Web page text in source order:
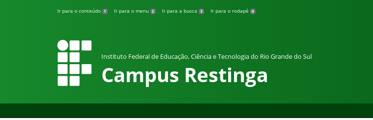
Ir para o conteúdo 1 Ir para o menu 2 Ir para a busca 3 Ir para o rodapé 4
Instituto Federal de Educação, Ciência e Tecnologia do Rio Grande do Sul
Campus Restinga